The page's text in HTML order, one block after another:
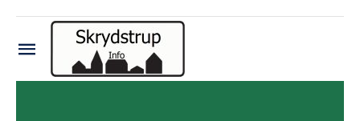
contentToggle
Navigation